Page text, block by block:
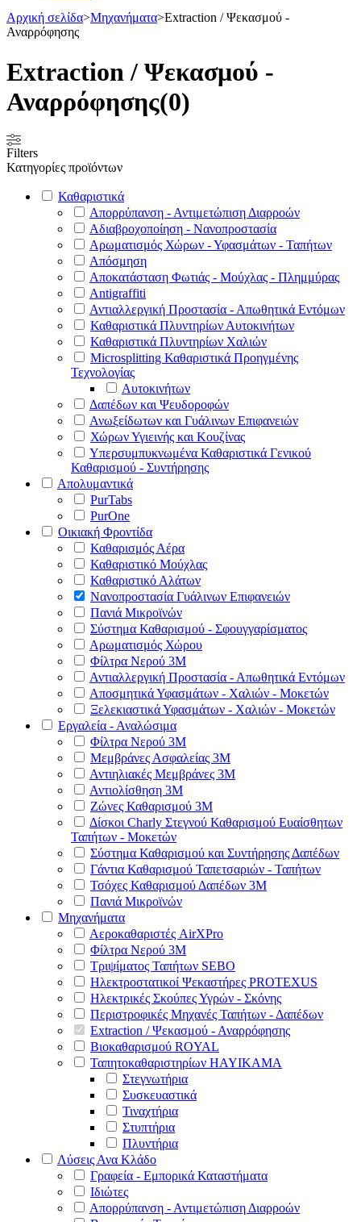
Αρχική σελίδα>Μηχανήματα>Extraction / Ψεκασμού -
Αναρρόφησης
Extraction / Ψεκασμού -
Αναρρόφησης(0)
Filters
Κατηγορίες προϊόντων
Καθαριστικά
Απορρύπανση - Αντιμετώπιση Διαρροών
Αδιαβροχοποίηση - Νανοπροστασία
Αρωματισμός Χώρων - Υφασμάτων - Ταπήτων
Απόσμηση
Αποκατάσταση Φωτιάς - Μούχλας - Πλημμύρας
Antigraffiti
Αντιαλλεργική Προστασία - Απωθητικά Εντόμων
Καθαριστικά Πλυντηρίων Αυτοκινήτων
Καθαριστικά Πλυντηρίων Χαλιών
Microsplitting Καθαριστικά Προηγμένης
Τεχνολογίας
Αυτοκινήτων
Δαπέδων και Ψευδοροφών
Ανωξείδωτων και Γυάλινων Επιφανειών
Χώρων Υγιεινής και Κουζίνας
Υπερσυμπυκνωμένα Καθαριστικά Γενικού
Καθαρισμού - Συντήρησης
Απολυμαντικά
PurTabs
PurOne
Οικιακή Φροντίδα
Καθαρισμός Αέρα
Καθαριστικό Μούχλας
Καθαριστικό Αλάτων
Νανοπροστασία Γυάλινων Επιφανειών
Πανιά Μικροϊνών
Σύστημα Καθαρισμού - Σφουγγαρίσματος
Αρωματισμός Χώρου
Φίλτρα Νερού 3Μ
Αντιαλλεργική Προστασία - Απωθητικά Εντόμων
Αποσμητικά Υφασμάτων - Χαλιών - Μοκετών
Ξελεκιαστικά Υφασμάτων - Χαλιών - Μοκετών
Εργαλεία - Αναλώσιμα
Φίλτρα Νερού 3Μ
Μεμβράνες Ασφαλείας 3Μ
Αντιηλιακές Μεμβράνες 3Μ
Αντιολίσθηση 3Μ
Ζώνες Καθαρισμού 3Μ
Δίσκοι Charly Στεγνού Καθαρισμού Ευαίσθητων
Ταπήτων - Μοκετών
Σύστημα Καθαρισμού και Συντήρησης Δαπέδων
Γάντια Καθαρισμού Ταπετσαριών - Ταπήτων
Τσόχες Καθαρισμού Δαπέδων 3Μ
Πανιά Μικροϊνών
Μηχανήματα
Αεροκαθαριστές AirXPro
Φίλτρα Νερού 3M
Τριψίματος Ταπήτων SEBO
Ηλεκτροστατικοί Ψεκαστήρες PROTEXUS
Ηλεκτρικές Σκούπες Υγρών - Σκόνης
Περιστροφικές Μηχανές Ταπήτων - Δαπέδων
Extraction / Ψεκασμού - Αναρρόφησης
Βιοκαθαρισμού ROYAL
Ταπητοκαθαριστηρίων HAYIKAMA
Στεγνωτήρια
Συσκευαστικά
Τιναχτήρια
Στυπτήρια
Πλυντήρια
Λύσεις Ανα Κλάδο
Γραφεία - Εμπορικά Καταστήματα
Ιδιώτες
Απορρύπανση - Αντιμετώπιση Διαρροών